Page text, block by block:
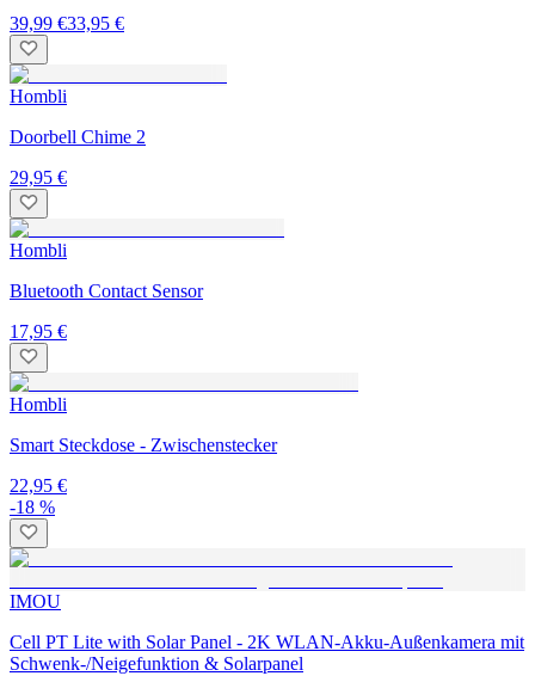
39,99 €33,95 €
Hombli
Doorbell Chime 2
29,95 €
Hombli
Bluetooth Contact Sensor
17,95 €
Hombli
Smart Steckdose - Zwischenstecker
22,95 €
-18 %
IMOU
Cell PT Lite with Solar Panel - 2K WLAN-Akku-Außenkamera mit
Schwenk-/Neigefunktion & Solarpanel